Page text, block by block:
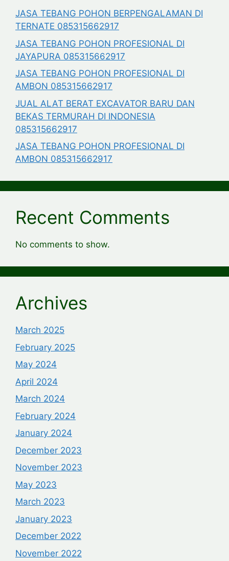
JASA TEBANG POHON BERPENGALAMAN DI
TERNATE 085315662917
JASA TEBANG POHON PROFESIONAL DI
JAYAPURA 085315662917
JASA TEBANG POHON PROFESIONAL DI
AMBON 085315662917
JUAL ALAT BERAT EXCAVATOR BARU DAN
BEKAS TERMURAH DI INDONESIA
085315662917
JASA TEBANG POHON PROFESIONAL DI
AMBON 085315662917
Recent Comments
No comments to show.
Archives
March 2025
February 2025
May 2024
April 2024
March 2024
February 2024
January 2024
December 2023
November 2023
May 2023
March 2023
January 2023
December 2022
November 2022